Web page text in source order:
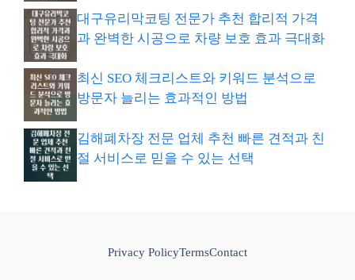
대구유리막코팅 전문가 추천 합리적 가격
과 완벽한 시공으로 차량 보호 효과 극대화
최신 SEO 체크리스트와 키워드 분석으로
방문자 늘리는 효과적인 방법
김해폐차장 전문 업체 추천 빠른 견적과 친
절 서비스로 믿을 수 있는 선택
Privacy PolicyTermsContact